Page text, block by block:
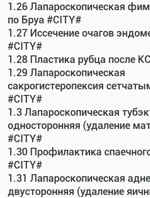
1.26 Лапароскопическая
по Бруа #CITY#
1.27 Иссечение очагов
#CITY#
1.28 Пластика рубца после
1.29 Лапароскопическая
сакрогистеропексия
#CITY#
1.3 Лапароскопическая
односторонняя (удаление
#CITY#
1.30 Профилактика
#CITY#
1.31 Лапароскопическая
двусторонняя (удаление